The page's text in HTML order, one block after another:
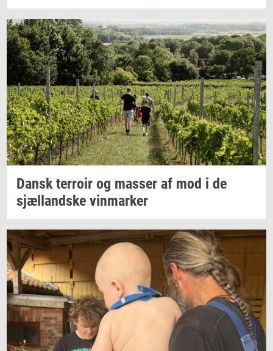
Danskter­roir og mas­ser af mod i de
sjæl­land­ske vin­mar­ker